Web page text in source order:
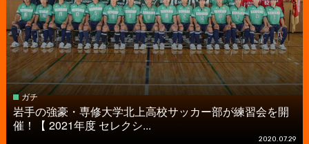
ガチ
岩手の強豪・専修大学北上高校サッカー部が練習会を開
催！【 2021年度 セレクシ...
2020.07.29